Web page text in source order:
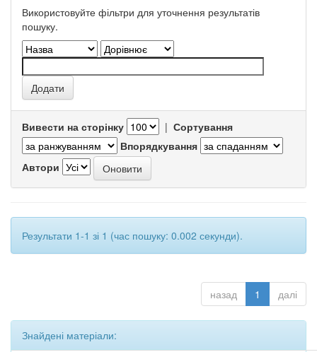
Використовуйте фільтри для уточнення результатів
пошуку.
Вивести на сторінку | Сортування
Впорядкування
Автори
Результати 1-1 зі 1 (час пошуку: 0.002 секунди).
назад 1 далі
Знайдені матеріали: